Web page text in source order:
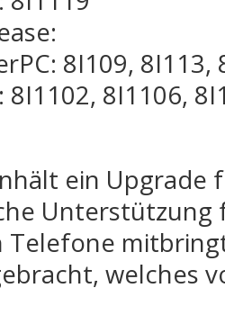
8I109,
8I1102, 8I1106,
ein Upgrade
Unterstützung
Telefone
welches